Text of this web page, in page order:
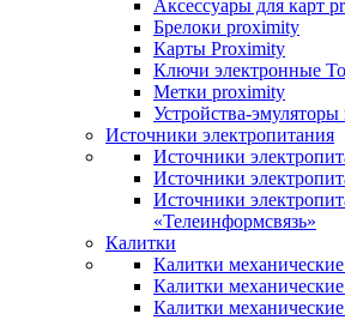
Аксессуары для карт
Брелоки proximity
Карты Proximity
Ключи электронные
Метки proximity
Устройства-
Источники электропитания
Источники
Источники
Источники
«Телеинформсвязь»
Калитки
Калитки
Калитки
Калитки